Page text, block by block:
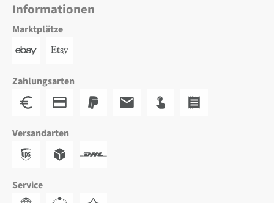
Informationen
Marktplätze
Zahlungsarten
Versandarten
Service